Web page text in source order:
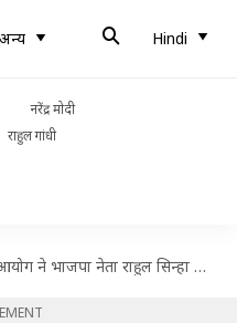
अन्य Hindi
नरेंद्र मोदी
राहुल गांधी
नेता राहुल सिन्हा के प्रचार करने पर लगाई 48 घंटे की रोक